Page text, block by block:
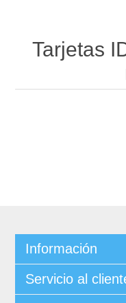
Tarjetas
Información
Servicio al